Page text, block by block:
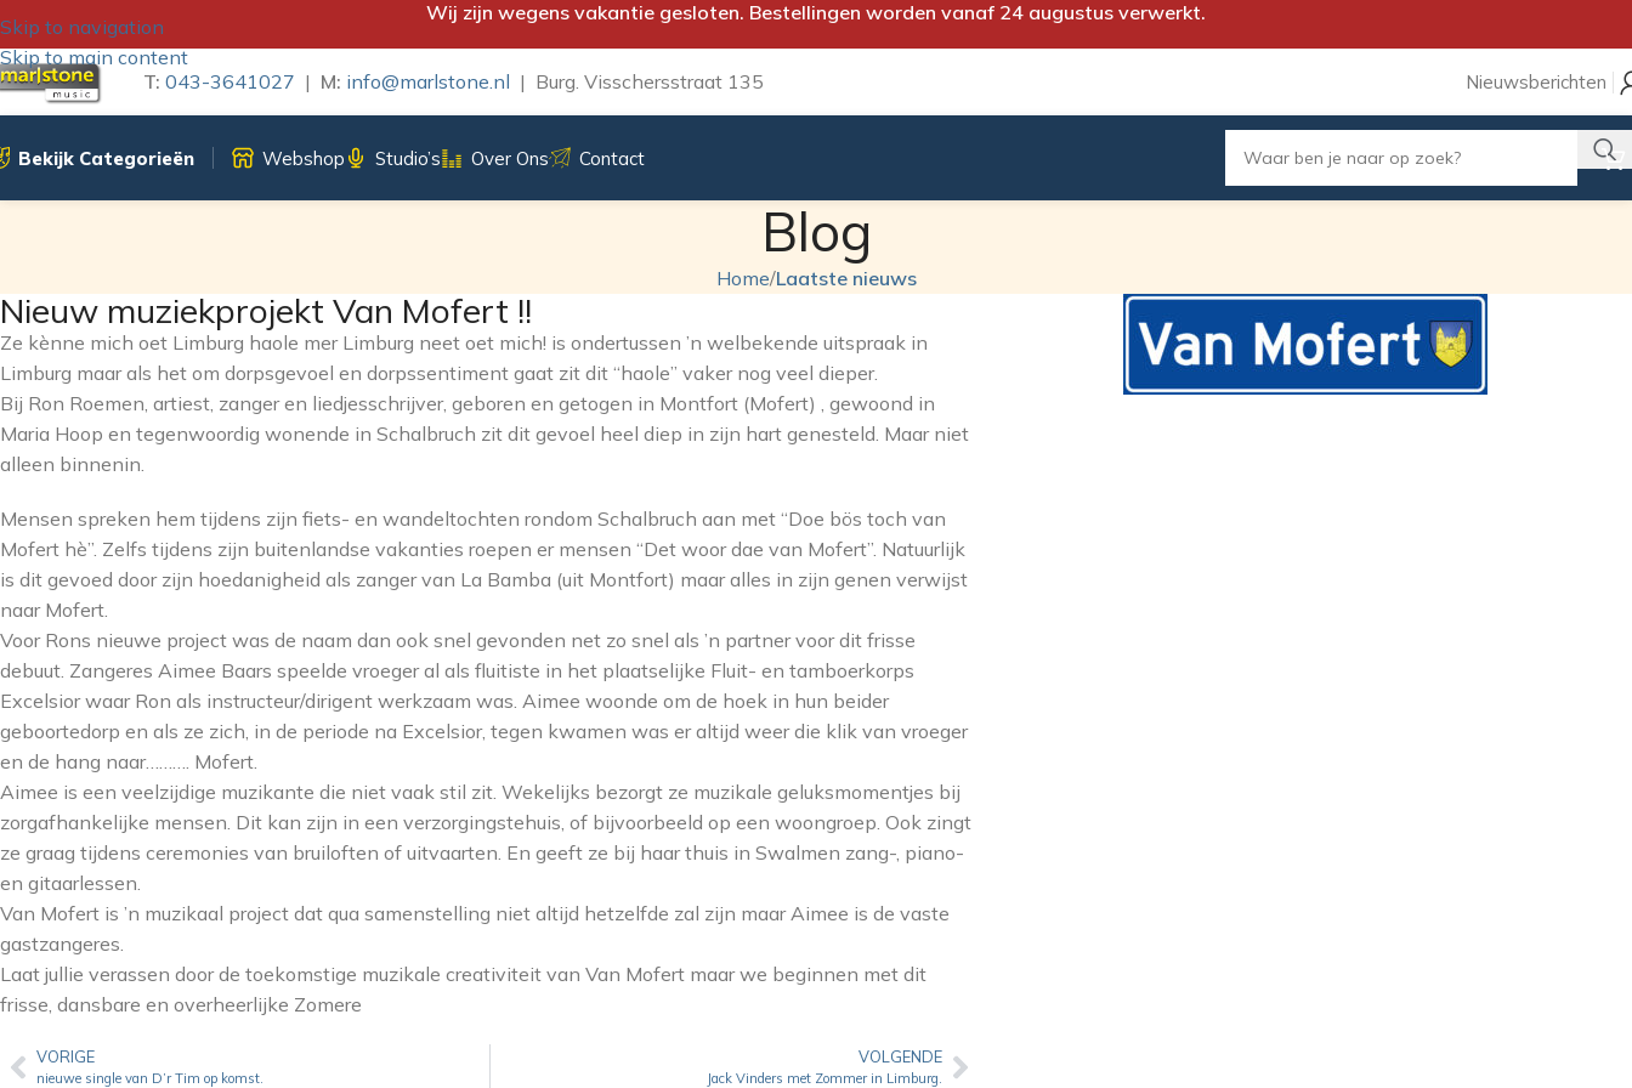
Skip to navigation
Skip to main content
Wij zijn wegens vakantie gesloten. Bestellingen worden vanaf 24 augustus verwerkt.
T: 043-3641027 | M: info@marlstone.nl | Burg. Visschersstraat 135 Nieuwsberichten
Bekijk Categorieën Webshop Studio’s Over Ons Contact
Blog
Home/Laatste nieuws
Nieuw muziekprojekt Van Mofert !!
Ze kènne mich oet Limburg haole mer Limburg neet oet mich! is ondertussen ’n welbekende uitspraak in
Limburg maar als het om dorpsgevoel en dorpssentiment gaat zit dit “haole” vaker nog veel dieper.
Bij Ron Roemen, artiest, zanger en liedjesschrijver, geboren en getogen in Montfort (Mofert) , gewoond in
Maria Hoop en tegenwoordig wonende in Schalbruch zit dit gevoel heel diep in zijn hart genesteld. Maar niet
alleen binnenin.
Mensen spreken hem tijdens zijn fiets- en wandeltochten rondom Schalbruch aan met “Doe bös toch van
Mofert hè”. Zelfs tijdens zijn buitenlandse vakanties roepen er mensen “Det woor dae van Mofert”. Natuurlijk
is dit gevoed door zijn hoedanigheid als zanger van La Bamba (uit Montfort) maar alles in zijn genen verwijst
naar Mofert.
Voor Rons nieuwe project was de naam dan ook snel gevonden net zo snel als ’n partner voor dit frisse
debuut. Zangeres Aimee Baars speelde vroeger al als fluitiste in het plaatselijke Fluit- en tamboerkorps
Excelsior waar Ron als instructeur/dirigent werkzaam was. Aimee woonde om de hoek in hun beider
geboortedorp en als ze zich, in de periode na Excelsior, tegen kwamen was er altijd weer die klik van vroeger
en de hang naar………. Mofert.
Aimee is een veelzijdige muzikante die niet vaak stil zit. Wekelijks bezorgt ze muzikale geluksmomentjes bij
zorgafhankelijke mensen. Dit kan zijn in een verzorgingstehuis, of bijvoorbeeld op een woongroep. Ook zingt
ze graag tijdens ceremonies van bruiloften of uitvaarten. En geeft ze bij haar thuis in Swalmen zang-, piano-
en gitaarlessen.
Van Mofert is ’n muzikaal project dat qua samenstelling niet altijd hetzelfde zal zijn maar Aimee is de vaste
gastzangeres.
Laat jullie verassen door de toekomstige muzikale creativiteit van Van Mofert maar we beginnen met dit
frisse, dansbare en overheerlijke Zomere
VORIGE
nieuwe single van D’r Tim op komst.
VOLGENDE
Jack Vinders met Zommer in Limburg.